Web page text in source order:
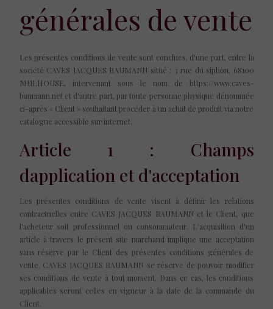
générales de vente
Les présentes conditions de vente sont conclues, d'une part, entre la
société CAVES JACQUES BAUMANN situé : 3 rue du siphon, 68100
MULHOUSE, intervenant sous le nom de https://www.caves-
baumann.net et d'autre part, par toute personne physique dénommée
ci-après « Client » souhaitant procéder à un achat de produit via notre
catalogue accessible sur internet.
Article 1 : Champs
dapplication et d'acceptation
Les présentes conditions de vente visent à définir les relations
contractuelles entre CAVES JACQUES BAUMANN et le Client, que
l'acheteur soit professionnel ou consommateur. L'acquisition d'un
article à travers le présent site marchand implique une acceptation
sans réserve par le Client des présentes conditions générales de
vente. CAVES JACQUES BAUMANN se réserve de pouvoir modifier
ses conditions de vente à tout moment. Dans ce cas, les conditions
applicables seront celles en vigueur à la date de la commande du
Client.